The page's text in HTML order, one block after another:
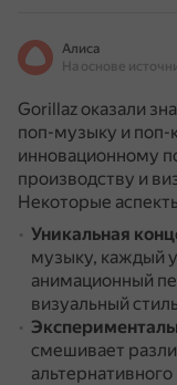
Алиса
Gorillaz оказали
поп-музыку и поп-
инновационному
производству и
Некоторые
Уникальная
музыку, каждый
анимационный
визуальный
смешивает